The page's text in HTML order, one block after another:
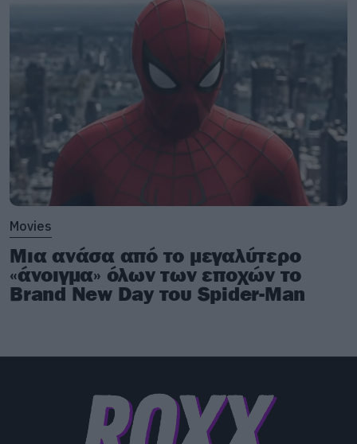
Movies
Μια ανάσα από το μεγαλύτερο
«άνοιγμα» όλων των εποχών το
Brand New Day του Spider-Man